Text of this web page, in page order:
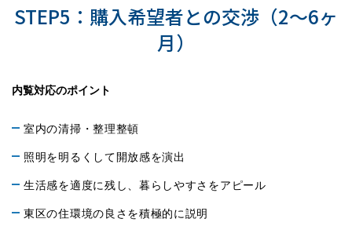
STEP5：購入希望者との交渉（2〜6ヶ
月）
内覧対応のポイント
室内の清掃・整理整頓
照明を明るくして開放感を演出
生活感を適度に残し、暮らしやすさをアピール
東区の住環境の良さを積極的に説明